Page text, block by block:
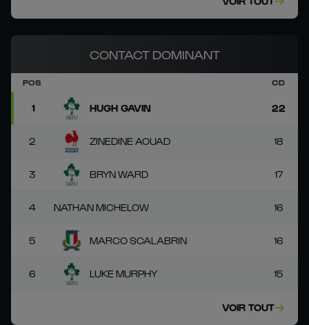
CONTACT DOMINANT
POS CD
1 HUGH GAVIN 22
2 ZINEDINE AOUAD 18
3 BRYN WARD 17
4 NATHAN MICHELOW 16
5 MARCO SCALABRIN 16
6 LUKE MURPHY 15
VOIR TOUT